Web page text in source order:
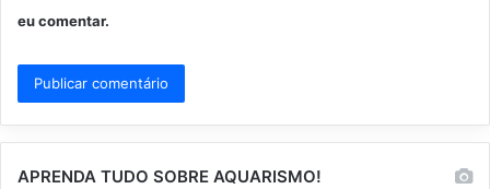
eu comentar.
APRENDA TUDO SOBRE AQUARISMO!